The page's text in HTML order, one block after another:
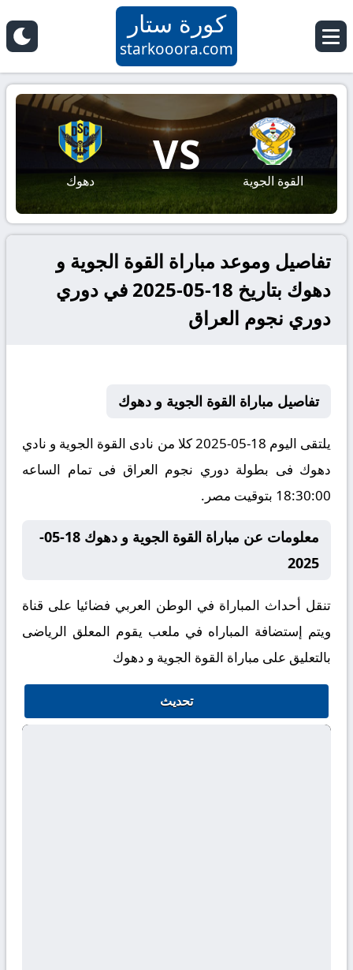
كورة ستار
starkooora.com
القوة الجوية
VS
دهوك
تفاصيل وموعد مباراة القوة الجوية و
دهوك بتاريخ 18-05-2025 في دوري
دوري نجوم العراق
تفاصيل مباراة القوة الجوية و دهوك
يلتقى اليوم 18-05-2025 كلا من نادى القوة الجوية و نادي
دهوك فى بطولة دوري نجوم العراق فى تمام الساعه
18:30:00 بتوقيت مصر.
معلومات عن مباراة القوة الجوية و دهوك 18-05-
2025
تنقل أحداث المباراة في الوطن العربي فضائيا على قناة
ويتم إستضافة المباراه في ملعب يقوم المعلق الرياضى
بالتعليق على مباراة القوة الجوية و دهوك
تحديث